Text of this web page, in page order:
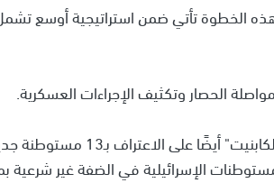
الخطوة تأتي ضمن استراتيجية أوسع
الحصار وتكثيف الإجراءات العسكرية.
وفي سياق متصل، وافق
الإسرائيلية في الضفة غير شرعية